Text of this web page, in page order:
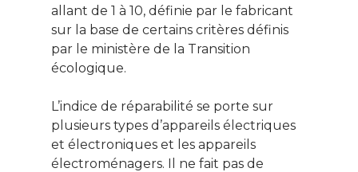
allant de 1 à 10, définie par le fabricant
sur la base de certains critères définis
par le ministère de la Transition
écologique.
L’indice de réparabilité se porte sur
plusieurs types d’appareils électriques
et électroniques et les appareils
électroménagers. Il ne fait pas de